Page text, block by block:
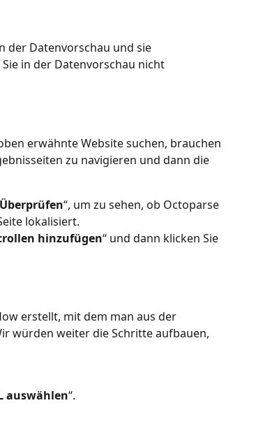
der Datenvorschau und sie
in der Datenvorschau nicht
erwähnte Website suchen, brauchen
zu navigieren und dann die
Überprüfen“, um zu sehen, ob Octoparse
lokalisiert.
hinzufügen“ und dann klicken Sie
erstellt, mit dem man aus der
würden weiter die Schritte aufbauen,
auswählen“.